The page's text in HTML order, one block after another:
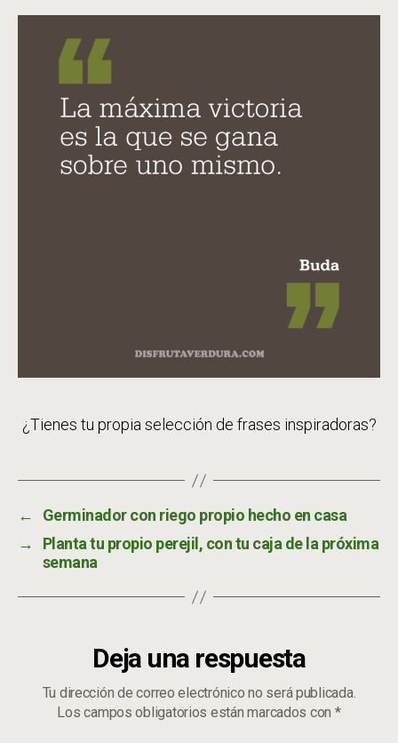
¿Tienes tu propia selección de frases inspiradoras?
←
Germinador con riego propio hecho en casa
→
Planta tu propio perejil, con tu caja de la próxima
semana
Deja una respuesta
Tu dirección de correo electrónico no será publicada.
Los campos obligatorios están marcados con *